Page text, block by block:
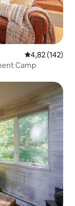
Évaluation
4,82 (142)
Camp